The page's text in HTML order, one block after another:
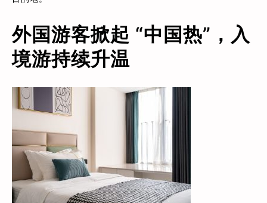
外国游客掀起 “中国热”，入
境游持续升温